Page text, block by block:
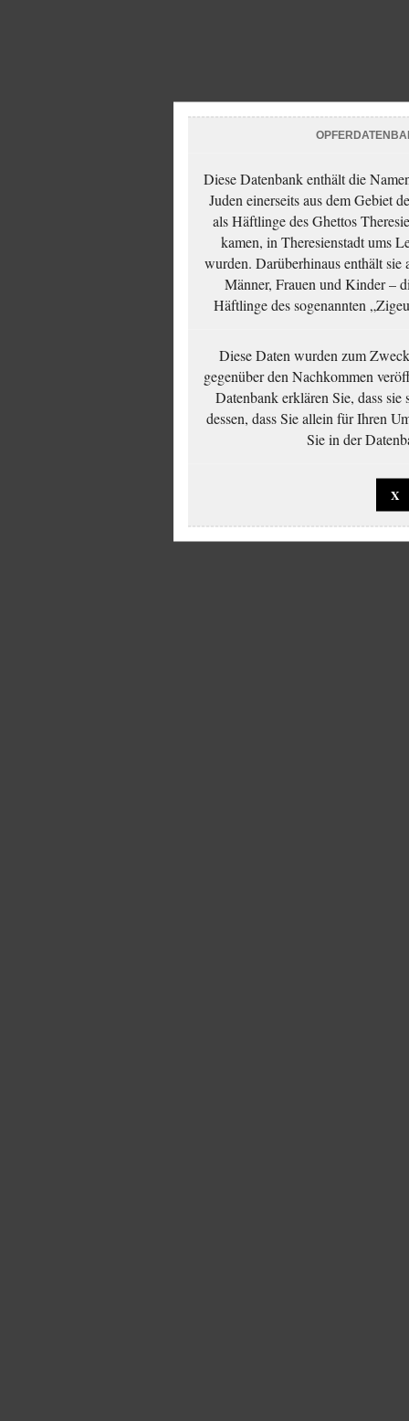
Diese Datenbank enthält die
Juden einerseits aus dem Gebiet
als Häftlinge des Ghettos
kamen, in Theresienstadt ums
wurden. Darüberhinaus enthält
Männer, Frauen und Kinder –
Häftlinge des sogenannten
Diese Daten wurden zum
gegenüber den Nachkommen
Datenbank erklären Sie, dass sie
dessen, dass Sie allein für Ihren
Sie in der
X